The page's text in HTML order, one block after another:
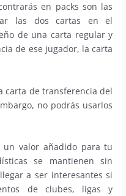
en packs son las
las dos cartas en el
de una carta regular y
de ese jugador, la carta
carta de transferencia del
no podrás usarlos
un valor añadido para tu
se mantienen sin
a ser interesantes si
de clubes, ligas y